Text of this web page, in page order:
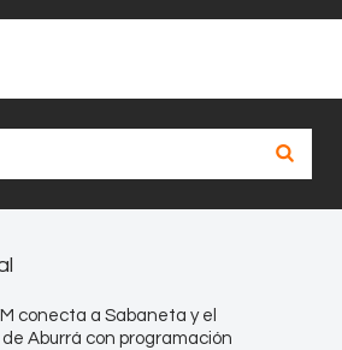
conecta a Sabaneta y el
de Aburrá con programación